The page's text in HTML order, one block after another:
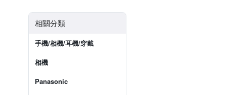
相關分類
手機/相機/耳機/穿戴
相機
Panasonic